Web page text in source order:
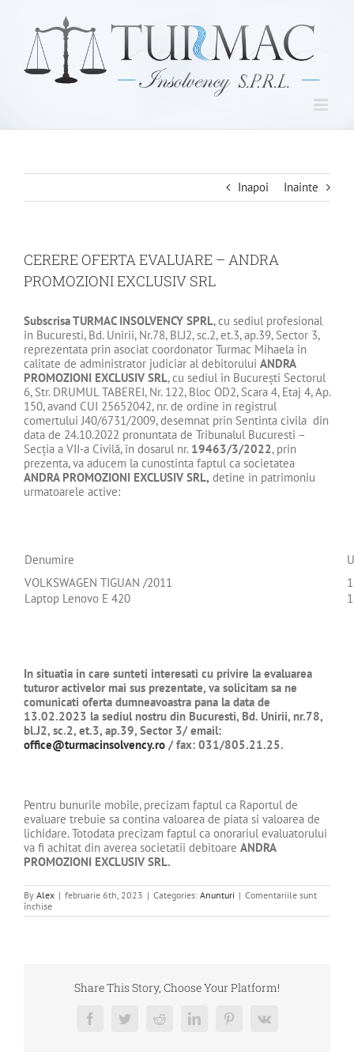
content
Inapoi Inainte
CERERE OFERTA EVALUARE – ANDRA
PROMOZIONI EXCLUSIV SRL
SubscrisaTURMAC INSOLVENCY SPRL, cu sediul profesional
in Bucuresti, Bd. Unirii, Nr.78, Bl.J2, sc.2, et.3, ap.39, Sector 3,
reprezentata prin asociat coordonator Turmac Mihaela în
calitate de administrator judiciar al debitorului ANDRA
PROMOZIONI EXCLUSIV SRL, cu sediul în Bucureşti Sectorul
6, Str. DRUMUL TABEREI, Nr. 122, Bloc OD2, Scara 4, Etaj 4, Ap.
150, avand CUI 25652042, nr. de ordine in registrul
comertului J40/6731/2009, desemnat prin Sentinta civila din
data de 24.10.2022 pronuntata de Tribunalul Bucuresti –
Secţia a VII-a Civilă, în dosarul nr. 19463/3/2022, prin
prezenta, va aducem la cunostinta faptul ca societatea
ANDRA PROMOZIONI EXCLUSIV SRL, detine in patrimoniu
urmatoarele active:
Denumire
VOLKSWAGEN TIGUAN /2011
Laptop Lenovo E 420
In situatia in care sunteti interesati cu privire la evaluarea
tuturor activelor mai sus prezentate, va solicitam sa ne
comunicati oferta dumneavoastra pana la data de
13.02.2023 la sediul nostru din Bucuresti, Bd. Unirii, nr.78,
bl.J2, sc.2, et.3, ap.39, Sector 3/ email:
office@turmacinsolvency.ro / fax: 031/805.21.25.
Pentru bunurile mobile, precizam faptul ca Raportul de
evaluare trebuie sa contina valoarea de piata si valoarea de
lichidare. Totodata precizam faptul ca onorariul evaluatorului
va fi achitat din averea societatii debitoare ANDRA
PROMOZIONI EXCLUSIV SRL.
By Alex | februarie 6th, 2023 | Categories: Anunturi | Comentariile sunt
închisepentru
CERERE
EXCLUSIVShare This Story, Choose Your Platform!
FacebookTwitterRedditLinkedInPinterest
Vk